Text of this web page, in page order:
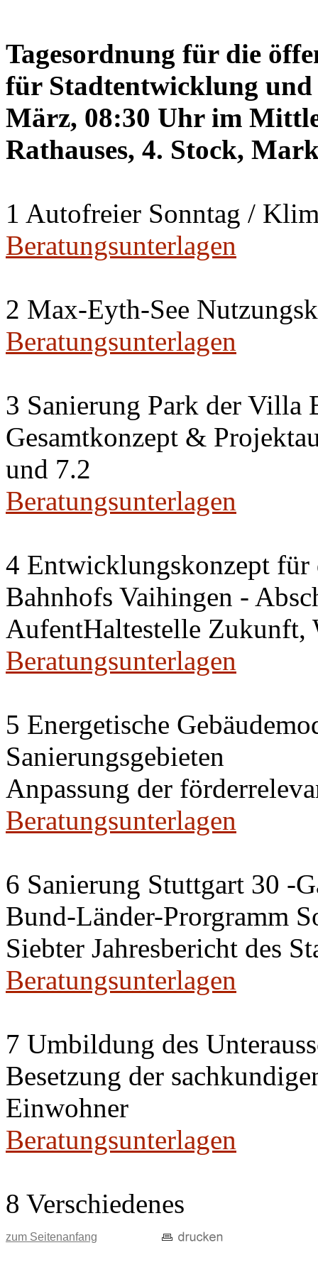
Tagesordnung für die
für Stadtentwicklung und
März, 08:30 Uhr im
Rathauses, 4. Stock,
1 Autofreier Sonntag /
Beratungsunterlagen
2 Max-Eyth-See
Beratungsunterlagen
3 Sanierung Park der Villa
Gesamtkonzept &
und 7.2
Beratungsunterlagen
4 Entwicklungskonzept für
Bahnhofs Vaihingen -
AufentHaltestelle Zukunft,
Beratungsunterlagen
5 Energetische
Sanierungsgebieten
Anpassung der
Beratungsunterlagen
6 Sanierung Stuttgart 30 -
Bund-Länder-Prorgramm
Siebter Jahresbericht des
Beratungsunterlagen
7 Umbildung des
Besetzung der
Einwohner
Beratungsunterlagen
8 Verschiedenes
zum Seitenanfang